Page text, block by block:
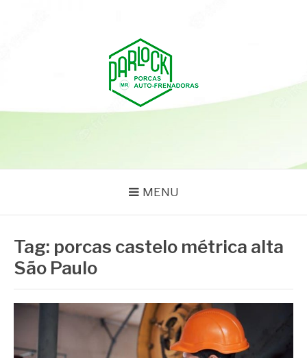
MENU
Tag: porcas castelo métrica alta
São Paulo